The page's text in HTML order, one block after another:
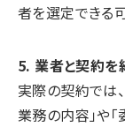
者を選定できる
5. 業者と契約を
実際の契約では
業務の内容」や